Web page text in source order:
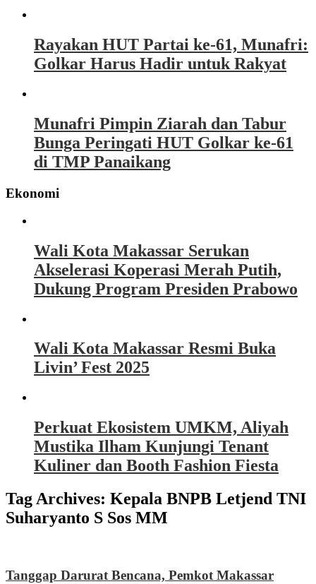
Rayakan HUT Partai ke-61, Munafri:
Golkar Harus Hadir untuk Rakyat
Munafri Pimpin Ziarah dan Tabur
Bunga Peringati HUT Golkar ke-61
di TMP Panaikang
Ekonomi
Wali Kota Makassar Serukan
Akselerasi Koperasi Merah Putih,
Dukung Program Presiden Prabowo
Wali Kota Makassar Resmi Buka
Livin’ Fest 2025
Perkuat Ekosistem UMKM, Aliyah
Mustika Ilham Kunjungi Tenant
Kuliner dan Booth Fashion Fiesta
Tag Archives: Kepala BNPB Letjend TNI
Suharyanto S Sos MM
Tanggap Darurat Bencana, Pemkot Makassar